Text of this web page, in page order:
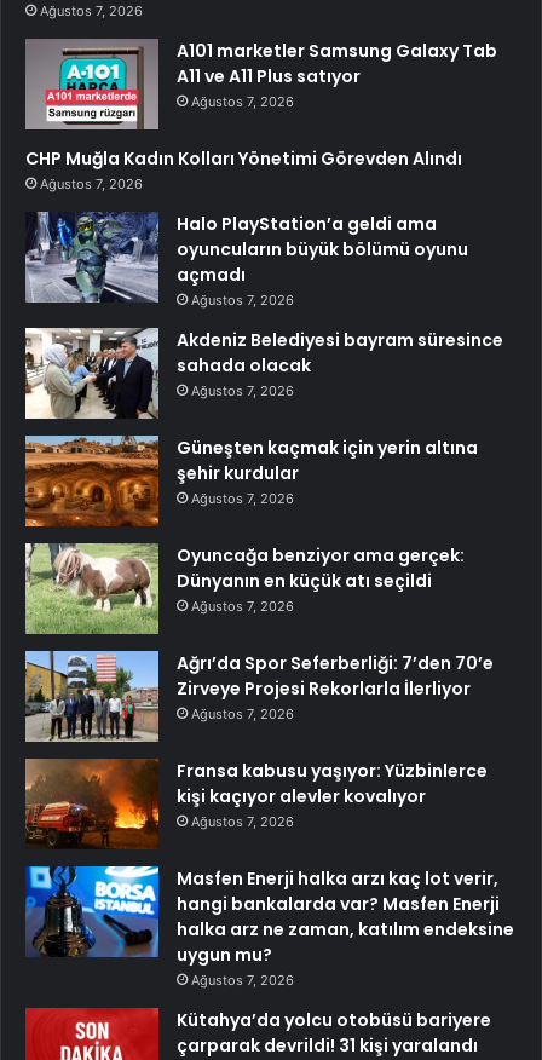
Ağustos 7, 2026
A101 marketler Samsung Galaxy Tab
A11 ve A11 Plus satıyor
Ağustos 7, 2026
CHP Muğla Kadın Kolları Yönetimi Görevden Alındı
Ağustos 7, 2026
Halo PlayStation’a geldi ama
oyuncuların büyük bölümü oyunu
açmadı
Ağustos 7, 2026
Akdeniz Belediyesi bayram süresince
sahada olacak
Ağustos 7, 2026
Güneşten kaçmak için yerin altına
şehir kurdular
Ağustos 7, 2026
Oyuncağa benziyor ama gerçek:
Dünyanın en küçük atı seçildi
Ağustos 7, 2026
Ağrı’da Spor Seferberliği: 7’den 70’e
Zirveye Projesi Rekorlarla İlerliyor
Ağustos 7, 2026
Fransa kabusu yaşıyor: Yüzbinlerce
kişi kaçıyor alevler kovalıyor
Ağustos 7, 2026
Masfen Enerji halka arzı kaç lot verir,
hangi bankalarda var? Masfen Enerji
halka arz ne zaman, katılım endeksine
uygun mu?
Ağustos 7, 2026
Kütahya’da yolcu otobüsü bariyere
çarparak devrildi! 31 kişi yaralandı